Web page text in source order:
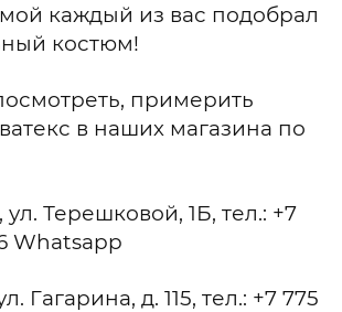
каждый из вас подобрал
костюм!
примерить
в наших магазина по
ул. Терешковой, 1Б, тел.: +7
Whatsapp
Гагарина, д. 115, тел.: +7 775